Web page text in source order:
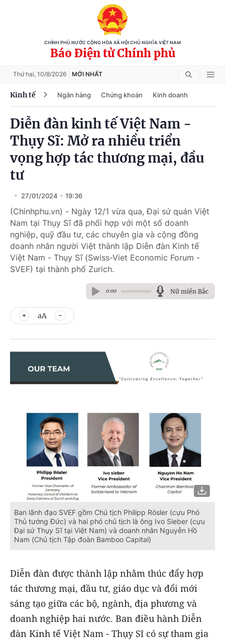
CHÍNH PHỦ NƯỚC CỘNG HÒA XÃ HỘI CHỦ NGHĨA VIỆT NAM
Báo Điện tử Chính phủ
Thứ hai, 10/8/2026 MỚI NHẤT
Kinh tế Ngân hàng Chứng khoán Kinh doanh
Diễn đàn kinh tế Việt Nam -
Thụy Sĩ: Mở ra nhiều triển
vọng hợp tác thương mại, đầu
tư
27/01/2024 19:36
(Chinhphu.vn) - Ngày 12/1 vừa qua, Đại sứ quán Việt
Nam tại Thụy Sĩ đã phối hợp với một số doanh
nghiệp, quỹ đầu tư, các chuyên gia và cộng đồng
doanh nhân người Việt thành lập Diễn đàn Kinh tế
Việt Nam - Thụy Sĩ (Swiss-Viet Economic Forum -
SVEF) tại thành phố Zurich.
0:00 Nữ miền Bắc
aA
Ban lãnh đạo SVEF gồm Chủ tịch Philipp Rösler (cựu Phó
Thủ tướng Đức) và hai phó chủ tịch là ông Ivo Sieber (cựu
Đại sứ Thụy Sĩ tại Việt Nam) và doanh nhân Nguyễn Hồ
Nam (Chủ tịch Tập đoàn Bamboo Capital)
Diễn đàn được thành lập nhằm thúc đẩy hợp
tác thương mại, đầu tư, giáo dục và đổi mới
sáng tạo giữa các bộ, ngành, địa phương và
doanh nghiệp hai nước. Ban điều hành Diễn
đàn Kinh tế Việt Nam - Thụy Sĩ có sự tham gia